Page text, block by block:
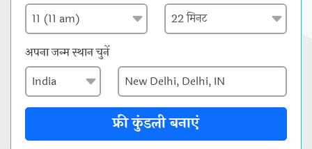
अपना जन्म स्थान चुनें
फ्री कुंडली बनाएं